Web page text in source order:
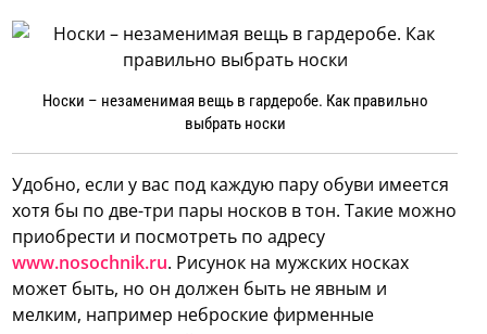
Носки – незаменимая вещь в гардеробе. Как правильно
выбрать носки
Удобно, если у вас под каждую пару обуви имеется
хотя бы по две-три пары носков в тон. Такие можно
приобрести и посмотреть по адресу
www.nosochnik.ru. Рисунок на мужских носках
может быть, но он должен быть не явным и
мелким, например неброские фирменные